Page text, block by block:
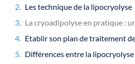
Les technique de la lipocryolyse
Etablir son plan de traitement
Différences entre la